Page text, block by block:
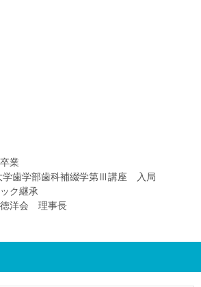
業
学歯学部歯科補綴学第Ⅲ講座 入局
ク継承
洋会 理事長